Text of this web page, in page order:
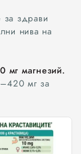
за здрави
нива на
мг магнезий.
мг за